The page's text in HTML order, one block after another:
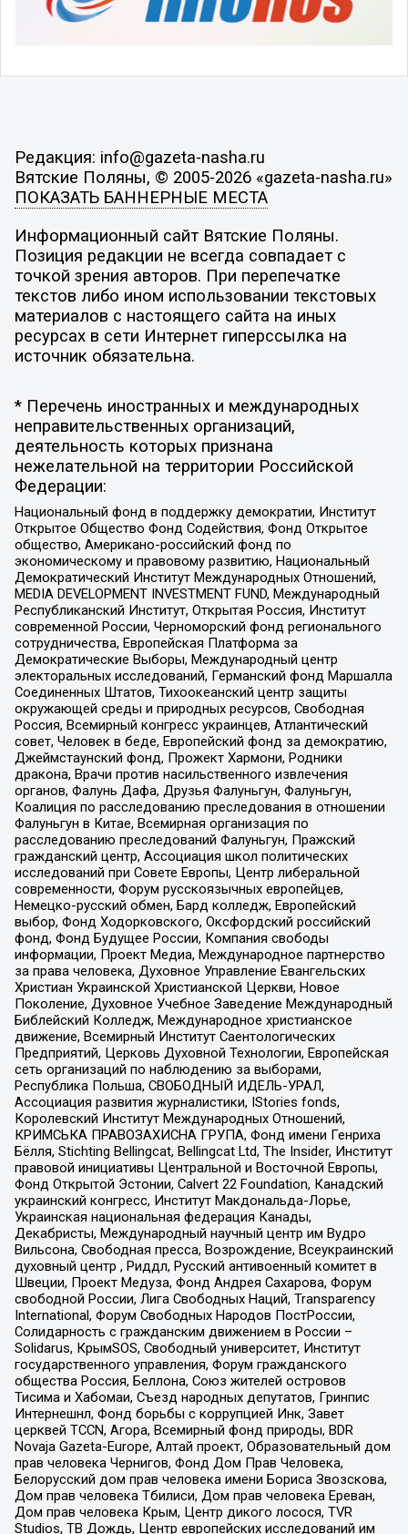
Редакция: info@gazeta-nasha.ru
Вятские Поляны, © 2005-2026 «gazeta-nasha.ru»
ПОКАЗАТЬ БАННЕРНЫЕ МЕСТА
Информационный сайт Вятские Поляны.
Позиция редакции не всегда совпадает с
точкой зрения авторов. При перепечатке
текстов либо ином использовании текстовых
материалов с настоящего сайта на иных
ресурсах в сети Интернет гиперссылка на
источник обязательна.
* Перечень иностранных и международных
неправительственных организаций,
деятельность которых признана
нежелательной на территории Российской
Федерации:
Национальный фонд в поддержку демократии, Институт
Открытое Общество Фонд Содействия, Фонд Открытое
общество, Американо-российский фонд по
экономическому и правовому развитию, Национальный
Демократический Институт Международных Отношений,
MEDIA DEVELOPMENT INVESTMENT FUND, Международный
Республиканский Институт, Открытая Россия, Институт
современной России, Черноморский фонд регионального
сотрудничества, Европейская Платформа за
Демократические Выборы, Международный центр
электоральных исследований, Германский фонд Маршалла
Соединенных Штатов, Тихоокеанский центр защиты
окружающей среды и природных ресурсов, Свободная
Россия, Всемирный конгресс украинцев, Атлантический
совет, Человек в беде, Европейский фонд за демократию,
Джеймстаунский фонд, Прожект Хармони, Родники
дракона, Врачи против насильственного извлечения
органов, Фалунь Дафа, Друзья Фалуньгун, Фалуньгун,
Коалиция по расследованию преследования в отношении
Фалуньгун в Китае, Всемирная организация по
расследованию преследований Фалуньгун, Пражский
гражданский центр, Ассоциация школ политических
исследований при Совете Европы, Центр либеральной
современности, Форум русскоязычных европейцев,
Немецко-русский обмен, Бард колледж, Европейский
выбор, Фонд Ходорковского, Оксфордский российский
фонд, Фонд Будущее России, Компания свободы
информации, Проект Медиа, Международное партнерство
за права человека, Духовное Управление Евангельских
Христиан Украинской Христианской Церкви, Новое
Поколение, Духовное Учебное Заведение Международный
Библейский Колледж, Международное христианское
движение, Всемирный Институт Саентологических
Предприятий, Церковь Духовной Технологии, Европейская
сеть организаций по наблюдению за выборами,
Республика Польша, СВОБОДНЫЙ ИДЕЛЬ-УРАЛ,
Ассоциация развития журналистики, IStories fonds,
Королевский Институт Международных Отношений,
КРИМСЬКА ПРАВОЗАХИСНА ГРУПА, Фонд имени Генриха
Бёлля, Stichting Bellingcat, Bellingcat Ltd, The Insider, Институт
правовой инициативы Центральной и Восточной Европы,
Фонд Открытой Эстонии, Calvert 22 Foundation, Канадский
украинский конгресс, Институт Макдональда-Лорье,
Украинская национальная федерация Канады,
Декабристы, Международный научный центр им Вудро
Вильсона, Свободная пресса, Возрождение, Всеукраинский
духовный центр , Риддл, Русский антивоенный комитет в
Швеции, Проект Медуза, Фонд Андрея Сахарова, Форум
свободной России, Лига Свободных Наций, Transparеncy
International, Форум Свободных Народов ПостРоссии,
Солидарность с гражданским движением в России –
Solidarus, КрымSOS, Свободный университет, Институт
государственного управления, Форум гражданского
общества Россия, Беллона, Союз жителей островов
Тисима и Хабомаи, Съезд народных депутатов, Гринпис
Интернешнл, Фонд борьбы с коррупцией Инк, Завет
церквей TCCN, Агора, Всемирный фонд природы, BDR
Novaja Gazeta-Europe, Алтай проект, Образовательный дом
прав человека Чернигов, Фонд Дом Прав Человека,
Белорусский дом прав человека имени Бориса Звозскова,
Дом прав человека Тбилиси, Дом прав человека Ереван,
Дом прав человека Крым, Центр дикого лосося, TVR
Studios, ТВ Дождь, Центр европейских исследований им